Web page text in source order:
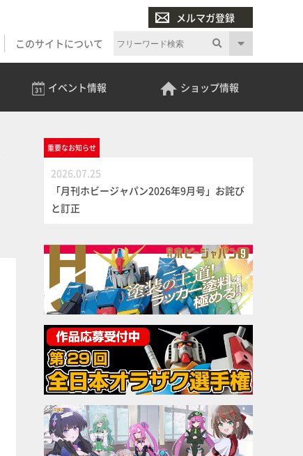
メルマガ登録
このサイトについて
イベント情報 ショップ情報
重要なお知らせ
2026.07.25
「月刊ホビージャパン2026年9月号」お詫び
と訂正